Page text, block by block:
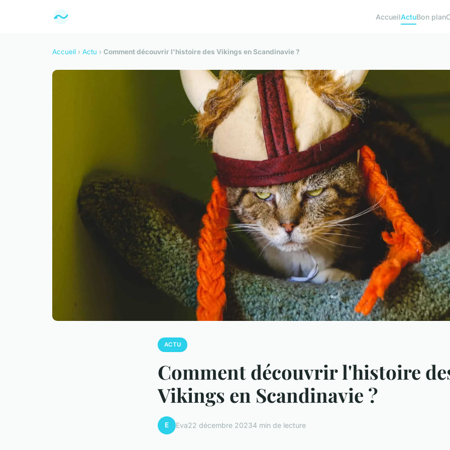
AccueilActuBon plan
Accueil › Actu › Comment découvrir l'histoire des Vikings en Scandinavie ?
ACTU
Comment découvrir l'histoire
Vikings en Scandinavie ?
E Eva22 décembre 20234 min de lecture